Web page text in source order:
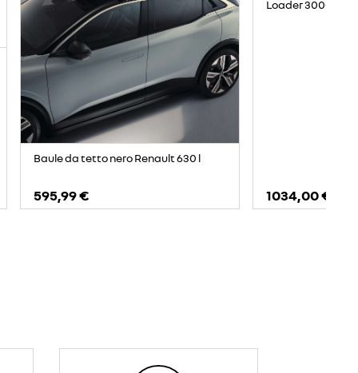
Baule da tetto nero Renault 630 l
595,99 €
Loader 300-500 l
1034,00 €